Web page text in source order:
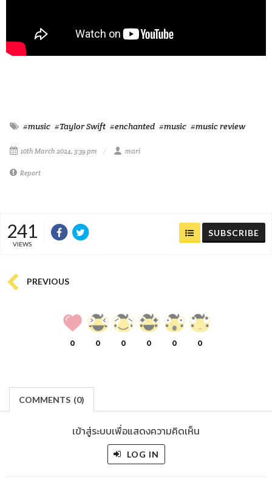
#music #Taylor Swift #enchanted #music #music review
10th March 2024, 3:39 pm mari
Report
241
VIEWS
SUBSCRIBE
PREVIOUS
0 0 0 0 0 0
COMMENTS (0)
เข้าสู่ระบบเพื่อแสดงความคิดเห็น
LOG IN